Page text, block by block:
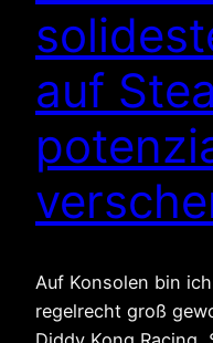
auf
Auf Konsolen bin
regelrecht groß